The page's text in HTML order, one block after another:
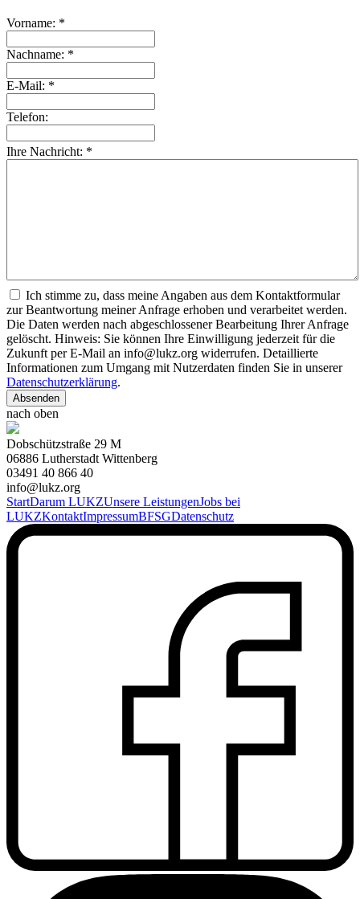
Vorname: *
Nachname: *
E-Mail: *
Telefon:
Ihre Nachricht: *
Ich stimme zu, dass meine Angaben aus dem Kontaktformular
zur Beantwortung meiner Anfrage erhoben und verarbeitet werden.
Die Daten werden nach abgeschlossener Bearbeitung Ihrer Anfrage
gelöscht. Hinweis: Sie können Ihre Einwilligung jederzeit für die
Zukunft per E-Mail an info@lukz.org widerrufen. Detaillierte
Informationen zum Umgang mit Nutzerdaten finden Sie in unserer
Datenschutzerklärung.
Absenden
nach oben
Dobschützstraße 29 M
06886 Lutherstadt Wittenberg
03491 40 866 40
info@lukz.org
StartDarum LUKZUnsere LeistungenJobs bei
LUKZKontaktImpressumBFSGDatenschutz